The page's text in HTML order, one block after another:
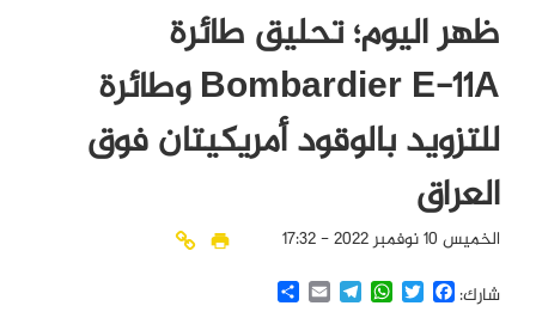
ظهر اليوم؛ تحليق طائرة
Bombardier E-11A وطائرة
للتزويد بالوقود أمريكيتان فوق
العراق
الخميس 10 نوفمبر 2022 - 17:32
شارك:
Facebook
Twitter
WhatsApp
Telegram
Email
Share